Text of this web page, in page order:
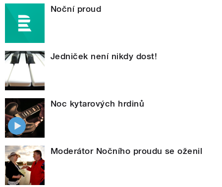
Noční proud
Jedniček není nikdy dost!
Noc kytarových hrdinů
Moderátor Nočního proudu se oženil